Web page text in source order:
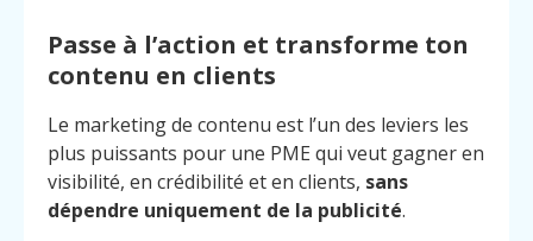
Passe à l’action et transforme ton
contenu en clients
Le marketing de contenu est l’un des leviers les
plus puissants pour une PME qui veut gagner en
visibilité, en crédibilité et en clients, sans
dépendre uniquement de la publicité.